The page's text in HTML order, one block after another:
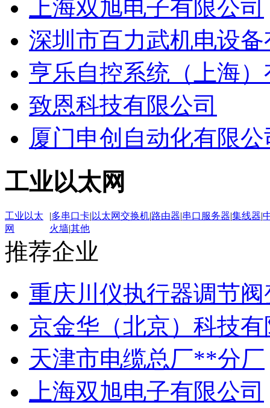
上海双旭电子有限公司
深圳市百力武机电设
亨乐自控系统（上海
致恩科技有限公司
厦门申创自动化有限公
工业以太网
工业以太
网
|多串口卡| 以太网交换机|路由器|串口服务器|集线器|
火墙|其他
推荐企业
重庆川仪执行器调节
京金华（北京）科技
天津市电缆总厂**分厂
上海双旭电子有限公司